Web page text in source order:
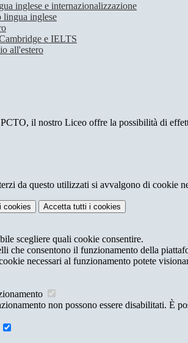
inglese e internazionalizzazione
lingua inglese
e IELTS
all'estero
il nostro Liceo offre la possibilità di
da questo utilizzati si avvalgono di cookie
i cookies Accetta tutti i cookies
scegliere quali cookie consentire.
che consentono il funzionamento della
necessari al funzionamento potete
non possono essere disabilitati. È